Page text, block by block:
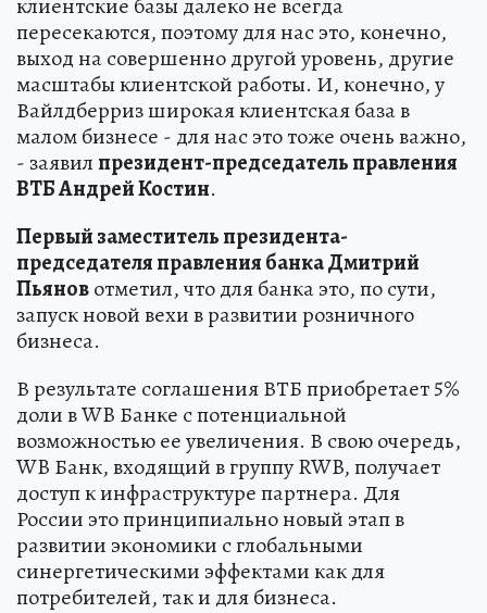
пересекаются, поэтому для нас это, конечно,
выход на совершенно другой уровень, другие
масштабы клиентской работы. И, конечно, у
Вайлдберриз широкая клиентская база в
малом бизнесе - для нас это тоже очень важно,
- заявилпрезидент-председатель правления
ВТБ Андрей Костин.
Первый заместитель президента-
председателя правления банка Дмитрий
Пьяновотметил, что для банка это, по сути,
запуск новой вехи в развитии розничного
бизнеса.
В результате соглашения ВТБ приобретает 5%
доли в WB Банке с потенциальной
возможностью ее увеличения. В свою очередь,
WB Банк, входящий в группу RWB, получает
доступ к инфраструктуре партнера. Для
России это принципиально новый этап в
развитии экономики с глобальными
синергетическими эффектами как для
потребителей, так и для бизнеса.